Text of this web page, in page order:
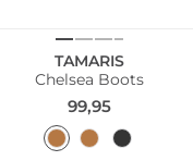
TAMARIS
Chelsea Boots
99,95